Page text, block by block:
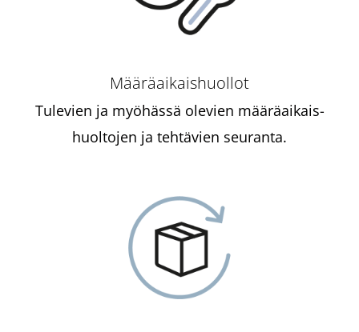
Määräaikaishuollot
Tulevien ja myöhässä olevien määrä­aikais­
huoltojen ja tehtävien seuranta.